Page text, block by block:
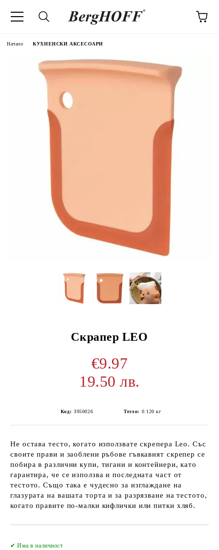
Начало КУХНЕНСКИ АКСЕСОАРИ
Скрапер LEO
€9.97
19.50 лв.
Код: 3950026 Тегло: 0.120 кг
Не остава тесто, когато използвате скрепера Leo. Със
своите прави и заоблени ръбове гъвкавият скрепер се
побира в различни купи, тигани и контейнери, като
гарантира, че се използва и последната част от
тестото. Също така е чудесно за изглаждане на
глазурата на вашата торта и за разрязване на тестото,
когато правите по-малки кифлички или питки хляб.
✔ Има в наличност